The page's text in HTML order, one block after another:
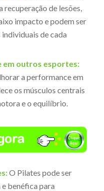
recuperação de lesões,
impacto e podem ser
de cada
em outros esportes:
a performance em
os músculos centrais
e o equilíbrio.
O Pilates pode ser
benéfica para